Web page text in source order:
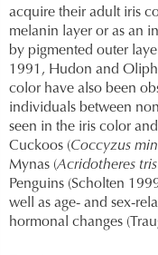
acquire their adult iris
melanin layer or as an
by pigmented outer
1991, Hudon and
color have also been
individuals between
seen in the iris color
Cuckoos (Coccyzus
Mynas (Acridotheres
Penguins (Scholten
well as age- and sex-
hormonal changes